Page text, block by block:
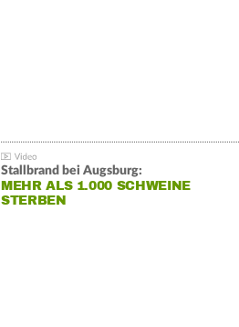
Stallbrand bei Augsburg:
MEHR ALS 1.000 SCHWEINE
STERBEN